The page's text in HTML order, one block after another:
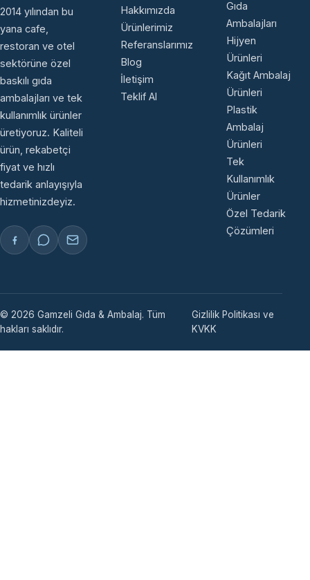
2014 yılından bu
yana cafe,
restoran ve otel
sektörüne özel
baskılı gıda
ambalajları ve tek
kullanımlık ürünler
üretiyoruz. Kaliteli
ürün, rekabetçi
fiyat ve hızlı
tedarik anlayışıyla
hizmetinizdeyiz.
Hakkımızda
Ürünlerimiz
Referanslarımız
Blog
İletişim
Teklif Al
Gıda
Ambalajları
Hijyen
Ürünleri
Kağıt Ambalaj
Ürünleri
Plastik
Ambalaj
Ürünleri
Tek
Kullanımlık
Ürünler
Özel Tedarik
Çözümleri
© 2026 Gamzeli Gıda & Ambalaj. Tüm
hakları saklıdır.
Gizlilik Politikası ve
KVKK